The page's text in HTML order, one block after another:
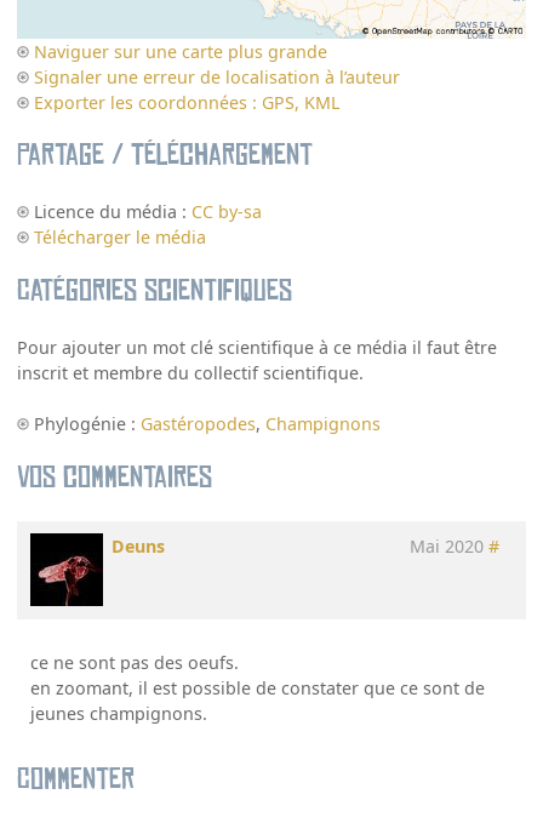
Naviguer sur une carte plus grande
Signaler une erreur de localisation à l’auteur
Exporter les coordonnées : GPS, KML
Partage / Téléchargement
Licence du média : CC by-sa
Télécharger le média
Catégories scientifiques
Pour ajouter un mot clé scientifique à ce média il faut être
inscrit et membre du collectif scientifique.
Phylogénie : Gastéropodes, Champignons
Vos commentaires
Deuns Mai 2020 #
ce ne sont pas des oeufs.
en zoomant, il est possible de constater que ce sont de
jeunes champignons.
Commenter